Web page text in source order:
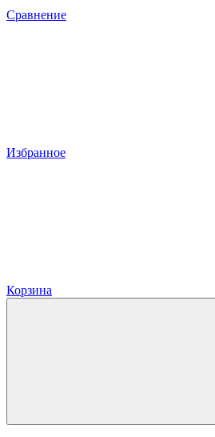
Сравнение
Избранное
Корзина